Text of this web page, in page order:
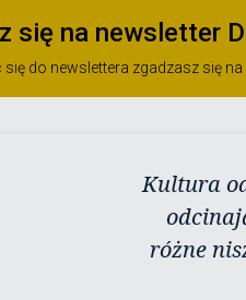
się na newsletter
się do newslettera zgadzasz się na
Kultura
różne